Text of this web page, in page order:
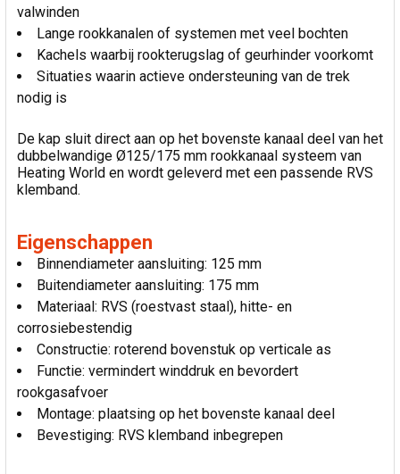
valwinden
Lange rookkanalen of systemen met veel bochten
Kachels waarbij rookterugslag of geurhinder voorkomt
Situaties waarin actieve ondersteuning van de trek
nodig is
De kap sluit direct aan op het bovenste kanaal deel van het
dubbelwandige Ø125/175 mm rookkanaal systeem van
Heating World en wordt geleverd met een passende RVS
klemband.
Eigenschappen
Binnendiameter aansluiting: 125 mm
Buitendiameter aansluiting: 175 mm
Materiaal: RVS (roestvast staal), hitte- en
corrosiebestendig
Constructie: roterend bovenstuk op verticale as
Functie: vermindert winddruk en bevordert
rookgasafvoer
Montage: plaatsing op het bovenste kanaal deel
Bevestiging: RVS klemband inbegrepen